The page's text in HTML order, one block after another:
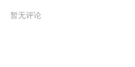
暂无评论